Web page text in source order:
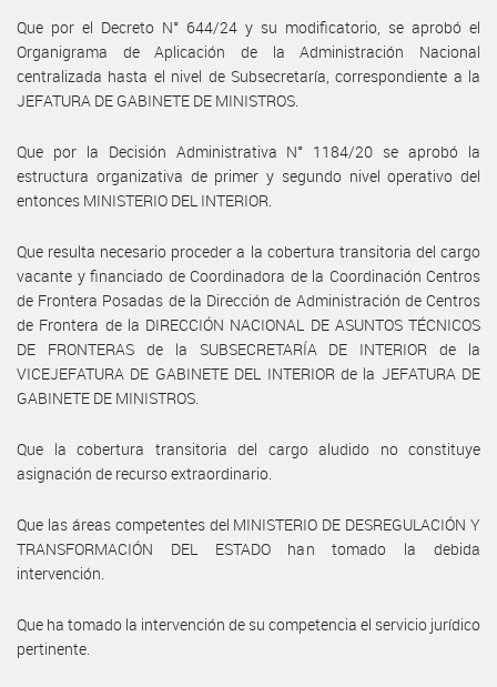
Que por el Decreto N° 644/24 y su modificatorio, se aprobó el
Organigrama de Aplicación de la Administración Nacional
centralizada hasta el nivel de Subsecretaría, correspondiente a la
JEFATURA DE GABINETE DE MINISTROS.
Que por la Decisión Administrativa N° 1184/20 se aprobó la
estructura organizativa de primer y segundo nivel operativo del
entonces MINISTERIO DEL INTERIOR.
Que resulta necesario proceder a la cobertura transitoria del cargo
vacante y financiado de Coordinadora de la Coordinación Centros
de Frontera Posadas de la Dirección de Administración de Centros
de Frontera de la DIRECCIÓN NACIONAL DE ASUNTOS TÉCNICOS
DE FRONTERAS de la SUBSECRETARÍA DE INTERIOR de la
VICEJEFATURA DE GABINETE DEL INTERIOR de la JEFATURA DE
GABINETE DE MINISTROS.
Que la cobertura transitoria del cargo aludido no constituye
asignación de recurso extraordinario.
Que las áreas competentes del MINISTERIO DE DESREGULACIÓN Y
TRANSFORMACIÓN DEL ESTADO han tomado la debida
intervención.
Que ha tomado la intervención de su competencia el servicio jurídico
pertinente.